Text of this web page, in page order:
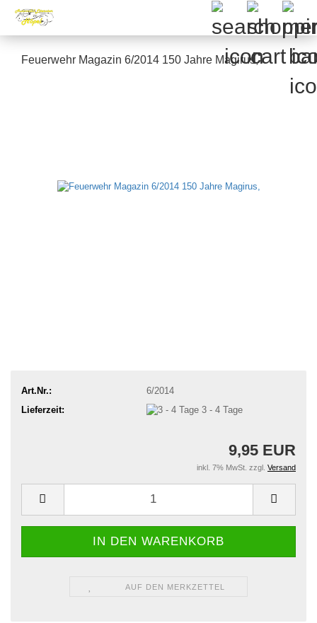
Feuerwehr Magazin 6/2014 150 Jahre Magirus,
Art.Nr.:
6/2014
Lieferzeit:
3 - 4 Tage
9,95 EUR
inkl. 7% MwSt. zzgl. Versand
AUF DEN MERKZETTEL